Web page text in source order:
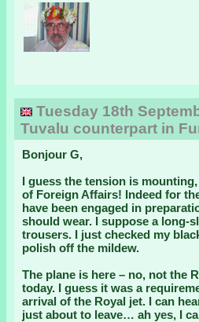
Tuesday 18th
Tuvalu counterpart in
Bonjour G,
I guess the tension is
of Foreign Affairs! Indeed for
have been engaged in
should wear. I suppose a long-
trousers. I just checked my
polish off the mildew.
The plane is here – no, not the
today. I guess it was a
arrival of the Royal jet. I can
just about to leave… ah yes, I